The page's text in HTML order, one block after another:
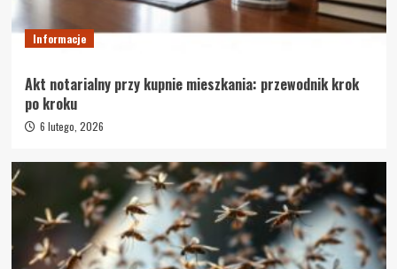
Informacje
Akt notarialny przy kupnie mieszkania: przewodnik krok
po kroku
6 lutego, 2026